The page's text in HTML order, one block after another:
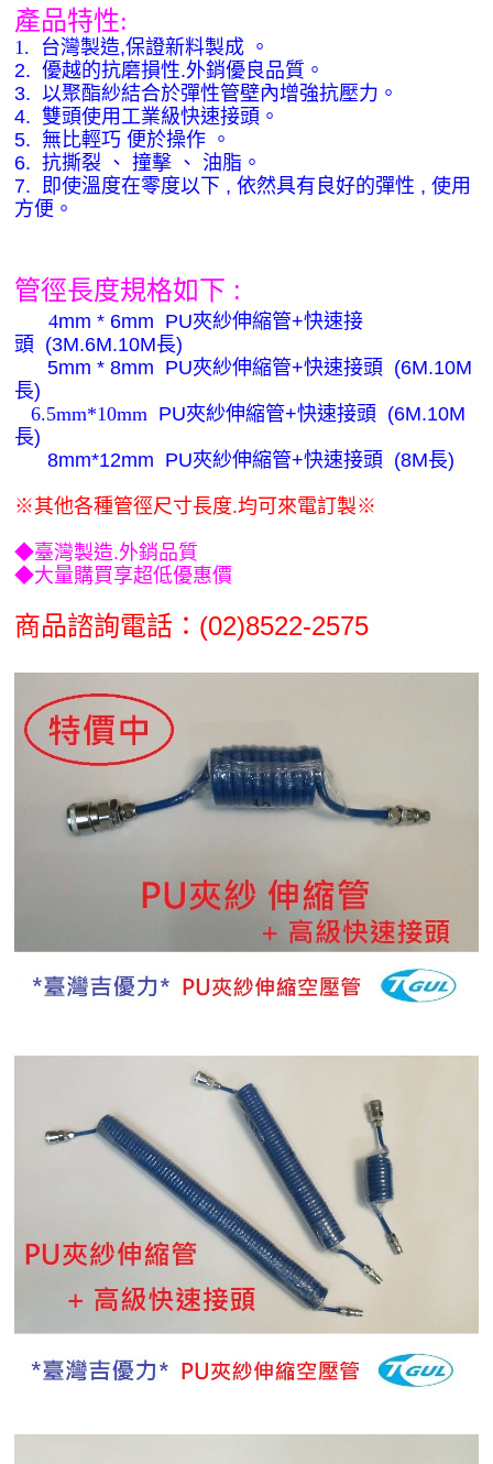
產品特性:
1. 台灣製造,保證新料製成 。
2. 優越的抗磨損性.外銷優良品質。
3. 以聚酯紗結合於彈性管壁內增強抗壓力。
4. 雙頭使用工業級快速接頭。
5. 無比輕巧 便於操作 。
6. 抗撕裂 、 撞擊 、 油脂。
7. 即使溫度在零度以下 , 依然具有良好的彈性 , 使用
方便。
管徑長度規格如下 :
4mm * 6mm PU夾紗伸縮管+快速接
頭 (3M.6M.10M長)
5mm * 8mm PU夾紗伸縮管+快速接頭 (6M.10M
長)
6.5mm*10mm PU夾紗伸縮管+快速接頭 (6M.10M
長)
8mm*12mm PU夾紗伸縮管+快速接頭 (8M長)
※其他各種管徑尺寸長度.均可來電訂製※
◆臺灣製造.外銷品質
◆大量購買享超低優惠價
商品諮詢電話： (02)8522-2575